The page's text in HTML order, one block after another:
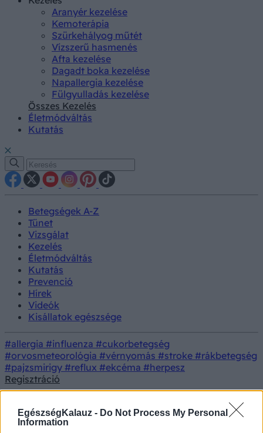
EgészségKalauz - Do Not Process My Personal
Information
Aranyér kezelése
Kemoterápia
Szürkehályog műtét
Vízszerű hasmenés
Afta kezelése
Dagadt boka kezelése
Napallergia kezelése
Fülgyulladás kezelése
Összes Kezelés
Életmódváltás
Kutatás
Betegségek A-Z
Tünet
Vizsgálat
Kezelés
Életmódváltás
Kutatás
Prevenció
Hírek
Videók
Kisállatok egészsége
#allergia #influenza #cukorbetegség
#orvosmeteorológia #vérnyomás #stroke #rákbetegség
#pajzsmirigy #reflux #ekcéma #herpesz
Regisztráció
18+